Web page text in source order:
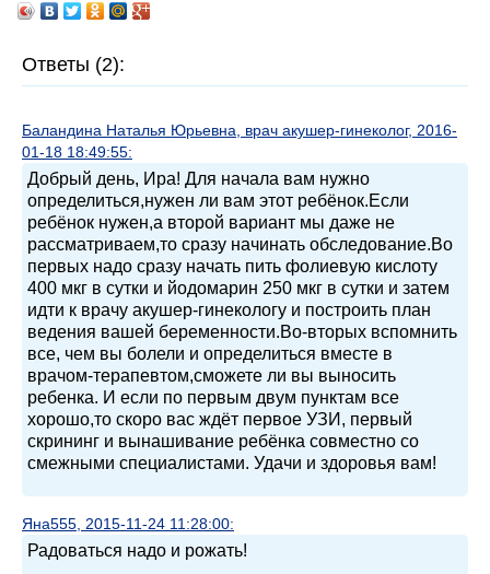
Ответы (2):
Баландина Наталья Юрьевна, врач акушер-гинеколог, 2016-
01-18 18:49:55:
Добрый день, Ира! Для начала вам нужно
определиться,нужен ли вам этот ребёнок.Если
ребёнок нужен,а второй вариант мы даже не
рассматриваем,то сразу начинать обследование.Во
первых надо сразу начать пить фолиевую кислоту
400 мкг в сутки и йодомарин 250 мкг в сутки и затем
идти к врачу акушер-гинекологу и построить план
ведения вашей беременности.Во-вторых вспомнить
все, чем вы болели и определиться вместе в
врачом-терапевтом,сможете ли вы выносить
ребенка. И если по первым двум пунктам все
хорошо,то скоро вас ждёт первое УЗИ, первый
скрининг и вынашивание ребёнка совместно со
смежными специалистами. Удачи и здоровья вам!
Яна555, 2015-11-24 11:28:00:
Радоваться надо и рожать!